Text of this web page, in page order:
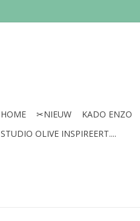
HOME ✂︎NIEUW KADO ENZO
STUDIO OLIVE INSPIREERT....